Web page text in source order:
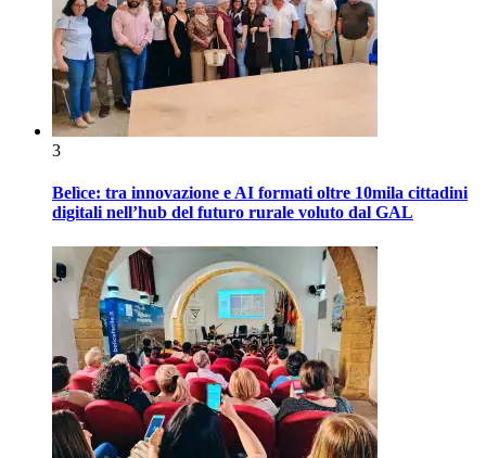
3
Belìce: tra innovazione e AI formati oltre 10mila cittadini
digitali nell’hub del futuro rurale voluto dal GAL